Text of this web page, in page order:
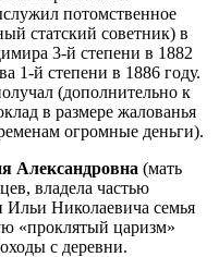
потомственное
статский советник) в
3-й степени в 1882
1-й степени в 1886 году.
(дополнительно к
в размере жалованья
огромные деньги).
Александровна (мать
владела частью
Николаевича семья
«проклятый царизм»
с деревни.